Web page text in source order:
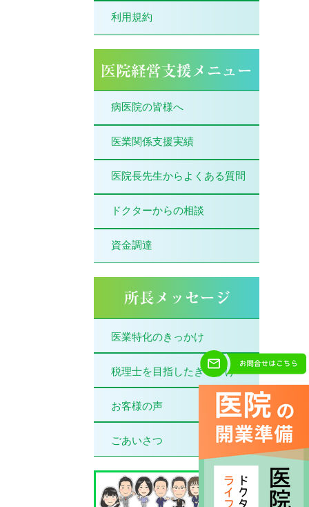
利用規約
病医院の皆様へ
医業関係支援実績
医院長先生からよくある質問
ドクターからの相談
資金調達
医業特化のきっかけ
税理士を目指したきっかけ
お客様の声
ごあいさつ